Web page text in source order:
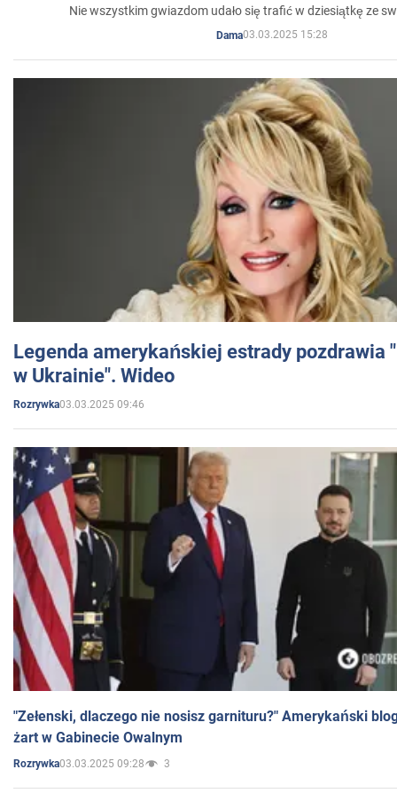
Nie wszystkim gwiazdom udało się trafić w dziesiątkę ze
Dama03.03.2025 15:28
Legenda amerykańskiej estrady pozdrawia
w Ukrainie". Wideo
Rozrywka03.03.2025 09:46
"Zełenski, dlaczego nie nosisz garnituru?" Amerykański
żart w Gabinecie Owalnym
Rozrywka03.03.2025 09:28 3